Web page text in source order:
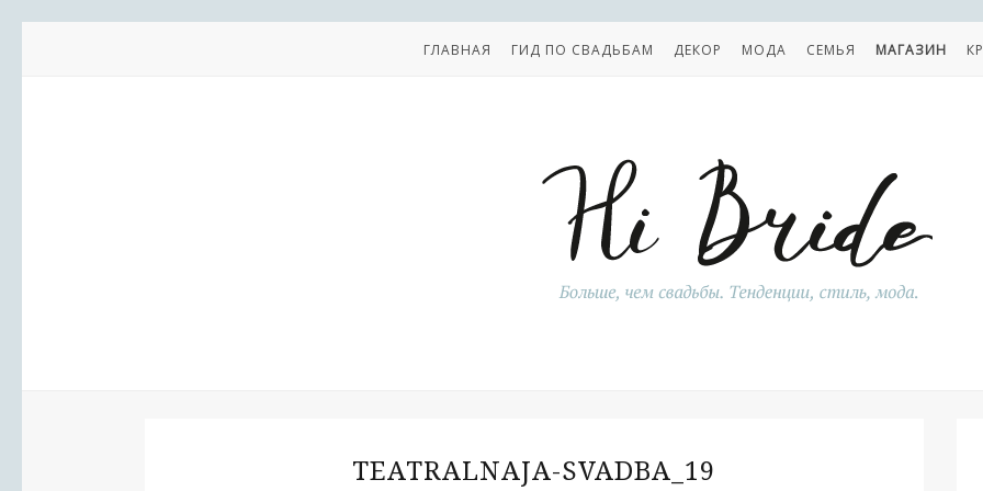
ГЛАВНАЯ ГИД ПО СВАДЬБАМ ДЕКОР МОДА СЕМЬЯ МАГАЗИН
TEATRALNAJA-SVADBA_19